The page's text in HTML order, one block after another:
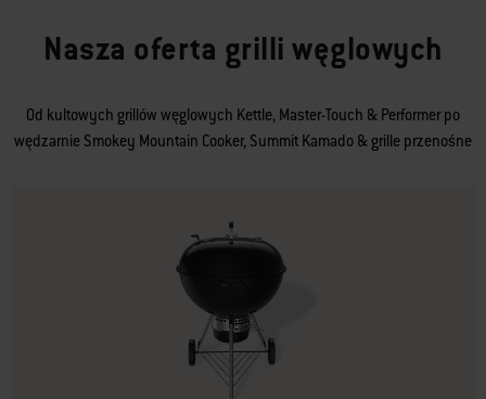
Nasza oferta grilli węglowych
Od kultowych grillów węglowych Kettle, Master-Touch & Performer po
wędzarnie Smokey Mountain Cooker, Summit Kamado & grille przenośne